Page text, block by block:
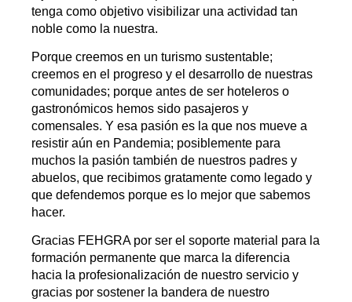
tenga como objetivo visibilizar una actividad tan
noble como la nuestra.
Porque creemos en un turismo sustentable;
creemos en el progreso y el desarrollo de nuestras
comunidades; porque antes de ser hoteleros o
gastronómicos hemos sido pasajeros y
comensales. Y esa pasión es la que nos mueve a
resistir aún en Pandemia; posiblemente para
muchos la pasión también de nuestros padres y
abuelos, que recibimos gratamente como legado y
que defendemos porque es lo mejor que sabemos
hacer.
Gracias FEHGRA por ser el soporte material para la
formación permanente que marca la diferencia
hacia la profesionalización de nuestro servicio y
gracias por sostener la bandera de nuestro